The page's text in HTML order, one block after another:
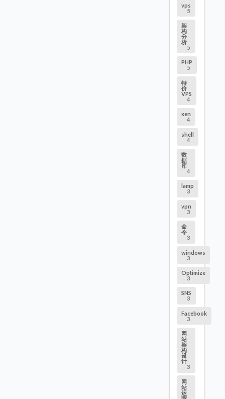
vps
5
架
构
分
析
5
PHP
5
特
价
VPS
4
xen
4
shell
4
数
据
库
4
lamp
3
vpn
3
命
令
3
windows
3
Optimize
3
SNS
3
Facebook
3
网
站
架
构
设
计
3
网
站
运